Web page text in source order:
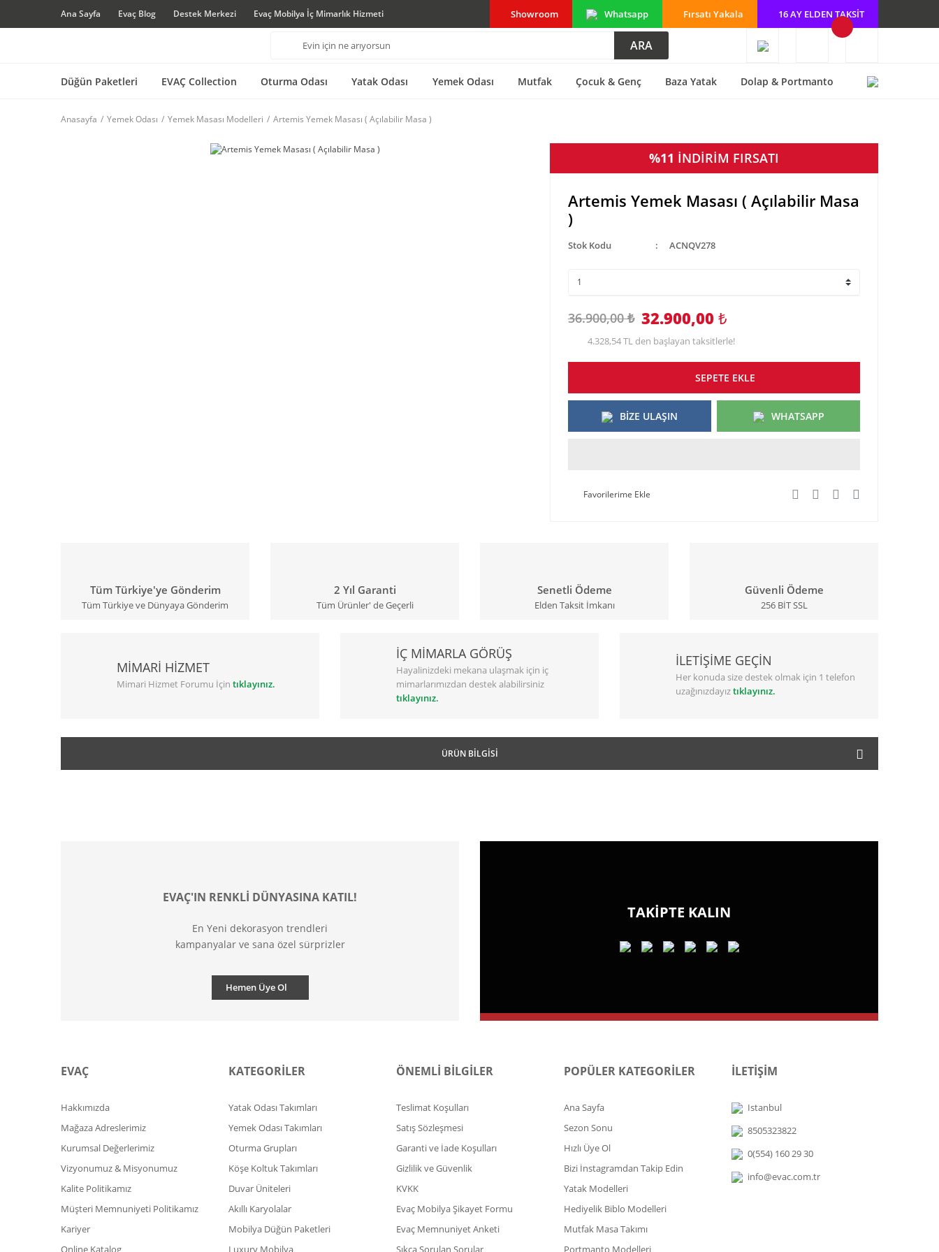
Ana Sayfa Evaç Blog Destek Merkezi Evaç Mobilya İç Mimarlık Hizmeti Showroom Whatsapp Fırsatı Yakala 16 AY ELDEN TAKSİT
ARA
Düğün Paketleri EVAÇ Collection Oturma Odası Yatak Odası Yemek Odası Mutfak Çocuk & Genç Baza Yatak Dolap & Portmanto
Anasayfa Yemek Odası Yemek Masası Modelleri Artemis Yemek Masası ( Açılabilir Masa )
%11 İNDİRİM FIRSATI
Artemis Yemek Masası ( Açılabilir Masa
)
Stok Kodu ACNQV278
36.900,00 ₺ 32.900,00 ₺
4.328,54 TL den başlayan taksitlerle!
SEPETE EKLE
BİZE ULAŞIN WHATSAPP
Tüm Türkiye'ye Gönderim
Tüm Türkiye ve Dünyaya Gönderim
2 Yıl Garanti
Tüm Ürünler' de Geçerli
Senetli Ödeme
Elden Taksit İmkanı
Güvenli Ödeme
256 BİT SSL
MİMARİ HİZMET
Mimari Hizmet Forumu İçin tıklayınız.
İÇ MİMARLA GÖRÜŞ
Hayalinizdeki mekana ulaşmak için iç
mimarlarımızdan destek alabilirsiniz
tıklayınız.
İLETİŞİME GEÇİN
Her konuda size destek olmak için 1 telefon
uzağınızdayıztıklayınız.
ÜRÜN BILGISI
EVAÇ'IN RENKLİ DÜNYASINA KATIL!
En Yeni dekorasyon trendleri
kampanyalar ve sana özel sürprizler
Hemen Üye Ol
TAKİPTE KALIN
EVAÇ
Hakkımızda
Mağaza Adreslerimiz
Kurumsal Değerlerimiz
Vizyonumuz & Misyonumuz
Kalite Politikamız
Müşteri Memnuniyeti Politikamız
Kariyer
Online Katalog
KATEGORİLER
Yatak Odası Takımları
Yemek Odası Takımları
Oturma Grupları
Köşe Koltuk Takımları
Duvar Üniteleri
Akıllı Karyolalar
Mobilya Düğün Paketleri
Luxury Mobilya
ÖNEMLİ BİLGİLER
Teslimat Koşulları
Satış Sözleşmesi
Garanti ve İade Koşulları
Gizlilik ve Güvenlik
KVKK
Evaç Mobilya Şikayet Formu
Evaç Memnuniyet Anketi
Sıkça Sorulan Sorular
POPÜLER KATEGORİLER
Ana Sayfa
Sezon Sonu
Hızlı Üye Ol
Bizi İnstagramdan Takip Edin
Yatak Modelleri
Hediyelik Biblo Modelleri
Mutfak Masa Takımı
Portmanto Modelleri
İLETİŞİM
Istanbul
8505323822
0(554) 160 29 30
info@evac.com.tr